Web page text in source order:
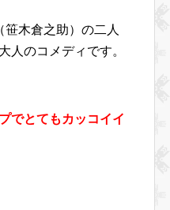
木倉之助）の二人
人のコメディです。
でとてもカッコイイ